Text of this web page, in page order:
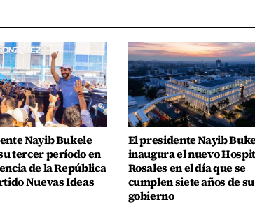
Nayib Bukele
tercer período en
de la República
Nuevas Ideas
El presidente Nayib
inaugura el nuevo
Rosales en el día que se
cumplen siete años de su
gobierno